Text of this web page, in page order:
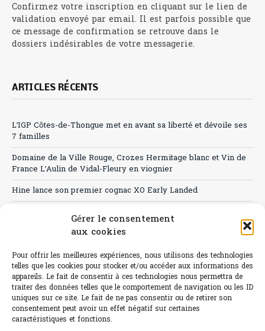
Gérer le consentement
aux cookies
Pour offrir les meilleures expériences, nous utilisons des technologies
telles que les cookies pour stocker et/ou accéder aux informations des
appareils. Le fait de consentir à ces technologies nous permettra de
traiter des données telles que le comportement de navigation ou les ID
uniques sur ce site. Le fait de ne pas consentir ou de retirer son
consentement peut avoir un effet négatif sur certaines
caractéristiques et fonctions.
Confirmez votre inscription en cliquant sur le lien de
validation envoyé par email. Il est parfois possible que
ce message de confirmation se retrouve dans le
dossiers indésirables de votre messagerie.
ARTICLES RÉCENTS
L’IGP Côtes-de-Thongue met en avant sa liberté et dévoile ses
7 familles
Domaine de la Ville Rouge, Crozes Hermitage blanc et Vin de
France L’Aulin de Vidal-Fleury en viognier
Hine lance son premier cognac XO Early Landed
Sélection de rosés 2026
L'abus d'alcool est dangereux pour la santé.